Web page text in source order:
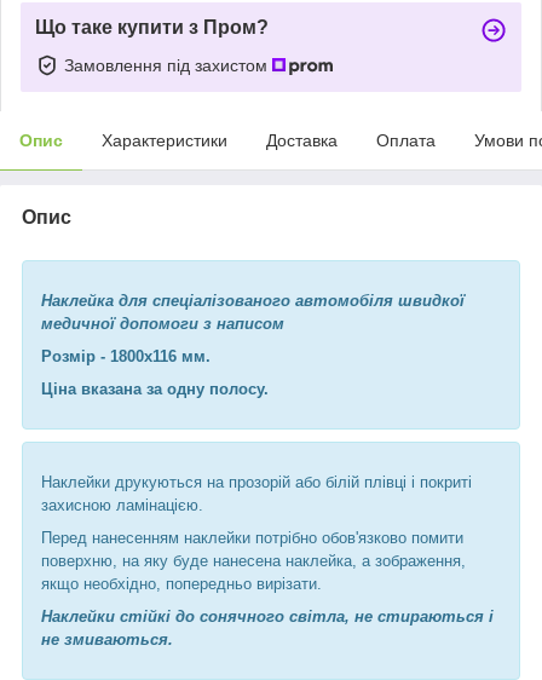
Що таке купити з Пром?
Замовлення під захистом
Опис Характеристики Доставка Оплата Умови
Опис
Наклейка для спеціалізованого автомобіля швидкої
медичної допомоги з написом
Розмір - 1800х116 мм.
Ціна вказана за одну полосу.
Наклейки друкуються на прозорій або білій плівці і покриті
захисною ламінацією.
Перед нанесенням наклейки потрібно обов'язково помити
поверхню, на яку буде нанесена наклейка, а зображення,
якщо необхідно, попередньо вирізати.
Наклейки стійкі до сонячного світла, не стираються і
не змиваються.